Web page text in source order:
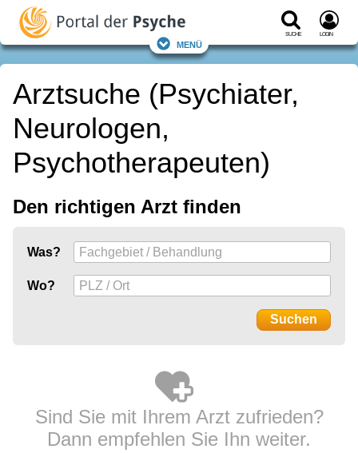
Suche Login
Menü
Arztsuche (Psychiater,
Neurologen,
Psychotherapeuten)
Den richtigen Arzt finden
Was?
Wo?
Sind Sie mit Ihrem Arzt zufrieden?
Dann empfehlen Sie Ihn weiter.